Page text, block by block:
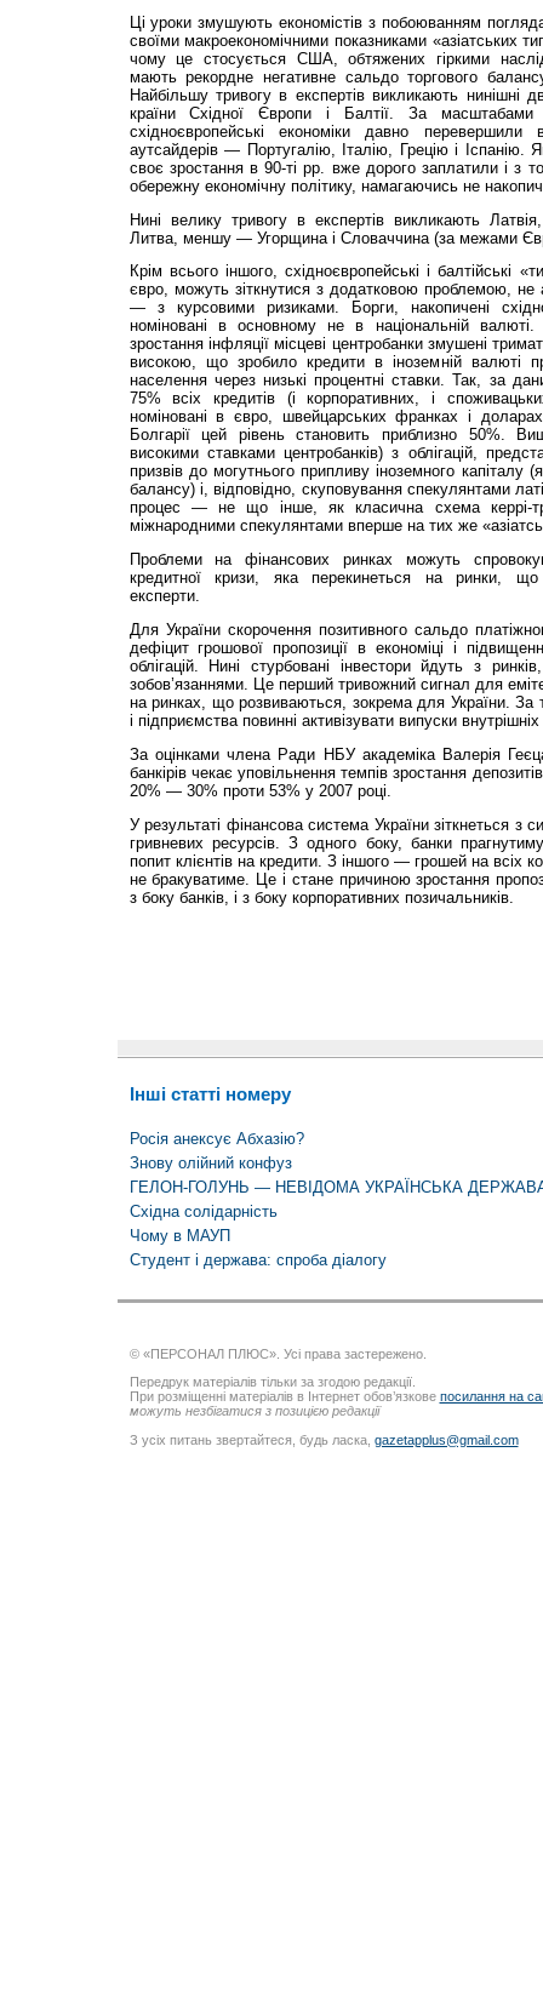
Ці уроки змушують економістів з побоюванням
своїми макроекономічними показниками «азіатських
чому це стосується США, обтяжених гіркими
мають рекордне негативне сальдо торгового
Найбільшу тривогу в експертів викликають нинішні
країни Східної Європи і Балтії. За масштабами
східноєвропейські економіки давно перевершили
аутсайдерів — Португалію, Італію, Грецію і Іспанію.
своє зростання в 90-ті рр. вже дорого заплатили і з
обережну економічну політику, намагаючись не
Нині велику тривогу в експертів викликають
Литва, меншу — Угорщина і Словаччина (за межами
Крім всього іншого, східноєвропейські і балтійські
євро, можуть зіткнутися з додатковою проблемою,
— з курсовими ризиками. Борги, накопичені
номіновані в основному не в національній валюті.
зростання інфляції місцеві центробанки змушені
високою, що зробило кредити в іноземній валюті
населення через низькі процентні ставки. Так, за
75% всіх кредитів (і корпоративних, і
номіновані в євро, швейцарських франках і
Болгарії цей рівень становить приблизно 50%.
високими ставками центробанків) з облігацій,
призвів до могутнього припливу іноземного капіталу
балансу) і, відповідно, скуповування спекулянтами
процес — не що інше, як класична схема керрі-
міжнародними спекулянтами вперше на тих же
Проблеми на фінансових ринках можуть
кредитної кризи, яка перекинеться на ринки, що
експерти.
Для України скорочення позитивного сальдо
дефіцит грошової пропозиції в економіці і
облігацій. Нині стурбовані інвестори йдуть з
зобов’язаннями. Це перший тривожний сигнал для
на ринках, що розвиваються, зокрема для України. За
і підприємства повинні активізувати випуски внутрішніх
За оцінками члена Ради НБУ академіка Валерія
банкірів чекає уповільнення темпів зростання
20% — 30% проти 53% у 2007 році.
У результаті фінансова система України зіткнеться з
гривневих ресурсів. З одного боку, банки
попит клієнтів на кредити. З іншого — грошей на всіх
не бракуватиме. Це і стане причиною зростання
з боку банків, і з боку корпоративних позичальників.
Інші статті номеру
Росія анексує Абхазію?
Знову олійний конфуз
ГЕЛОН-ГОЛУНЬ — НЕВІДОМА УКРАЇНСЬКА
Східна солідарність
Чому в МАУП
Студент і держава: спроба діалогу
© «ПЕРСОНАЛ ПЛЮС». Усі права застережено.
Передрук матеріалів тільки за згодою редакції.
При розміщенні матеріалів в Інтернет обов’язкове посилання на
можуть незбігатися з позицією редакції
З усіх питань звертайтеся, будь ласка, gazetapplus@gmail.com